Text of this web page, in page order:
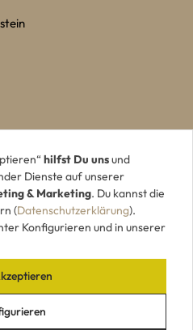
hilfst Du unsund
Dienste auf unserer
& Marketing. Du kannst die
(Datenschutzerklärung).
Konfigurieren und in unserer